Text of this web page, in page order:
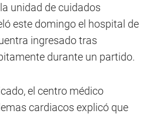
unidad de cuidados
este domingo el hospital de
ingresado tras
durante un partido.
el centro médico
cardiacos explicó que